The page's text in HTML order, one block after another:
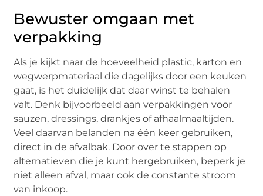
Bewuster omgaan met
verpakking
Als je kijkt naar de hoeveelheid plastic, karton en
wegwerpmateriaal die dagelijks door een keuken
gaat, is het duidelijk dat daar winst te behalen
valt. Denk bijvoorbeeld aan verpakkingen voor
sauzen, dressings, drankjes of afhaalmaaltijden.
Veel daarvan belanden na één keer gebruiken,
direct in de afvalbak. Door over te stappen op
alternatieven die je kunt hergebruiken, beperk je
niet alleen afval, maar ook de constante stroom
van inkoop.